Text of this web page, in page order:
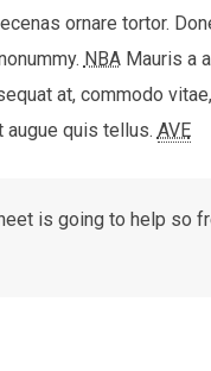
ornare tortor.
NBAMauris a
at, commodo
quis tellus. AVE
is going to help so